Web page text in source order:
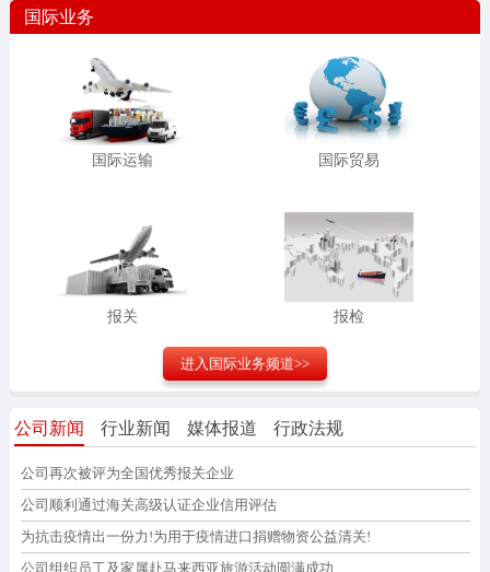
国际业务
国际运输 国际贸易
报关 报检
进入国际业务频道>>
公司新闻 行业新闻 媒体报道 行政法规
公司再次被评为全国优秀报关企业
公司顺利通过海关高级认证企业信用评估
为抗击疫情出一份力!为用于疫情进口捐赠物资公益清关!
公司组织员工及家属赴马来西亚旅游活动圆满成功